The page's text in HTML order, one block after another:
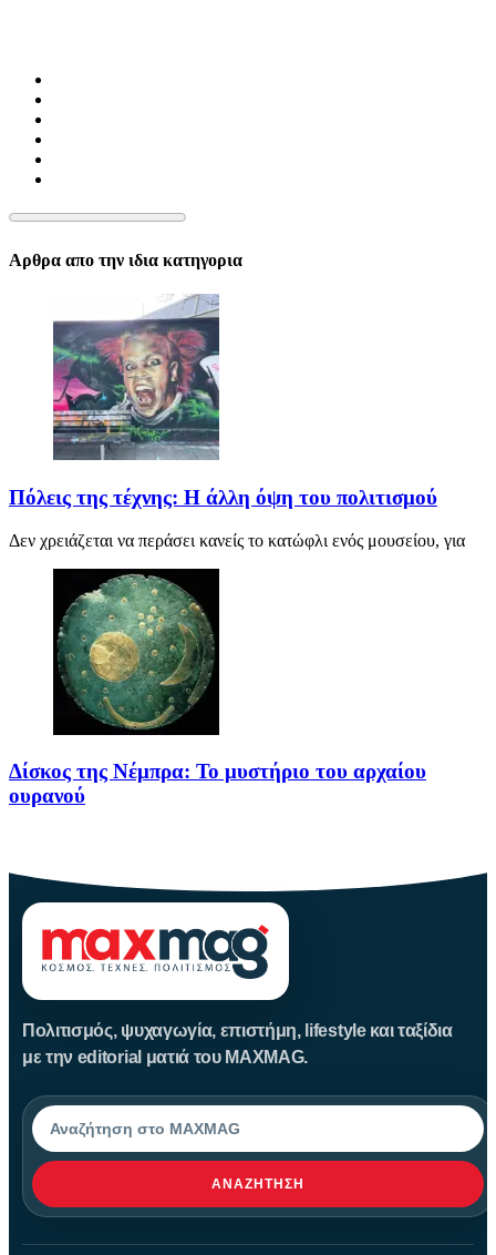
Αρθρα απο την ιδια κατηγορια
Πόλεις της τέχνης: Η άλλη όψη του πολιτισμού
Δεν χρειάζεται να περάσει κανείς το κατώφλι ενός μουσείου, για
Δίσκος της Νέμπρα: Το μυστήριο του αρχαίου
ουρανού
Πολιτισμός, ψυχαγωγία, επιστήμη, lifestyle και ταξίδια
με την editorial ματιά του MAXMAG.
Αναζήτηση
ΑΝΑΖΉΤΗΣΗ